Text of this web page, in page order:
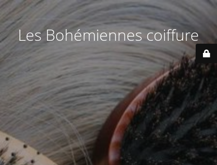
Les Bohémiennes coiffure